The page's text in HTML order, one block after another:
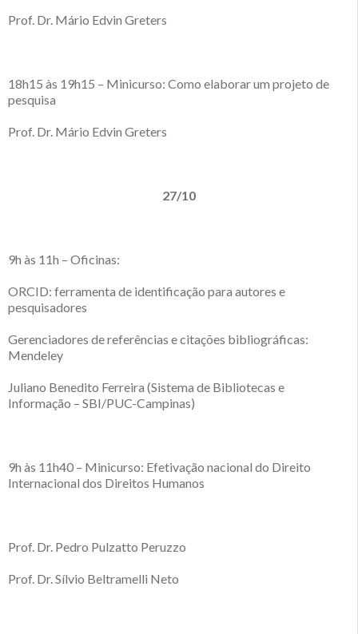
Prof. Dr. Mário Edvin Greters
18h15 às 19h15 – Minicurso: Como elaborar um projeto de
pesquisa
Prof. Dr. Mário Edvin Greters
27/10
9h às 11h – Oficinas:
ORCID: ferramenta de identificação para autores e
pesquisadores
Gerenciadores de referências e citações bibliográficas:
Mendeley
Juliano Benedito Ferreira (Sistema de Bibliotecas e
Informação – SBI/PUC-Campinas)
9h às 11h40 – Minicurso: Efetivação nacional do Direito
Internacional dos Direitos Humanos
Prof. Dr. Pedro Pulzatto Peruzzo
Prof. Dr. Sílvio Beltramelli Neto